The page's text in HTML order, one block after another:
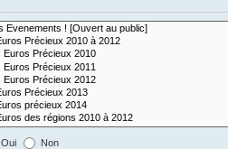
Oui Non